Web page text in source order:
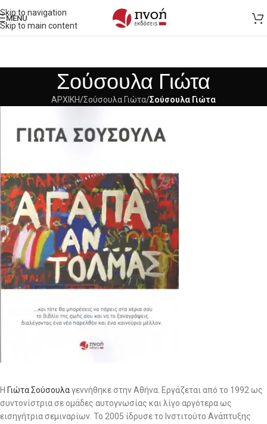
Skip to navigation
Skip to main content
MENU
Σούσουλα Γιώτα
ΑΡΧΙΚΗ/Σούσουλα Γιώτα/Σούσουλα Γιώτα
H Γιώτα Σούσουλαγεννήθηκε στην Αθήνα. Εργάζεται από το 1992 ως
συντονίστρια σε ομάδες αυτογνωσίας και λίγο αργότερα ως
εισηγήτρια σεμιναρίων. Το 2005 ίδρυσε το Ινστιτούτο Ανάπτυξης